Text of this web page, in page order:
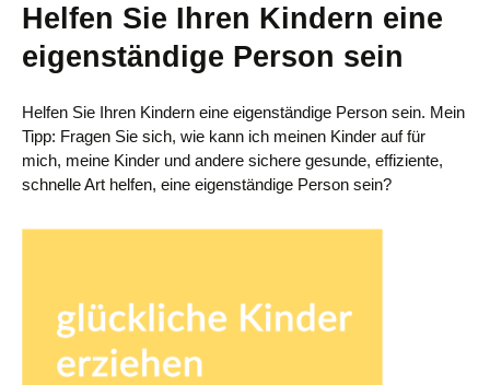
Helfen Sie Ihren Kindern eine
eigenständige Person sein
Helfen Sie Ihren Kindern eine eigenständige Person sein. Mein
Tipp: Fragen Sie sich, wie kann ich meinen Kinder auf für
mich, meine Kinder und andere sichere gesunde, effiziente,
schnelle Art helfen, eine eigenständige Person sein?